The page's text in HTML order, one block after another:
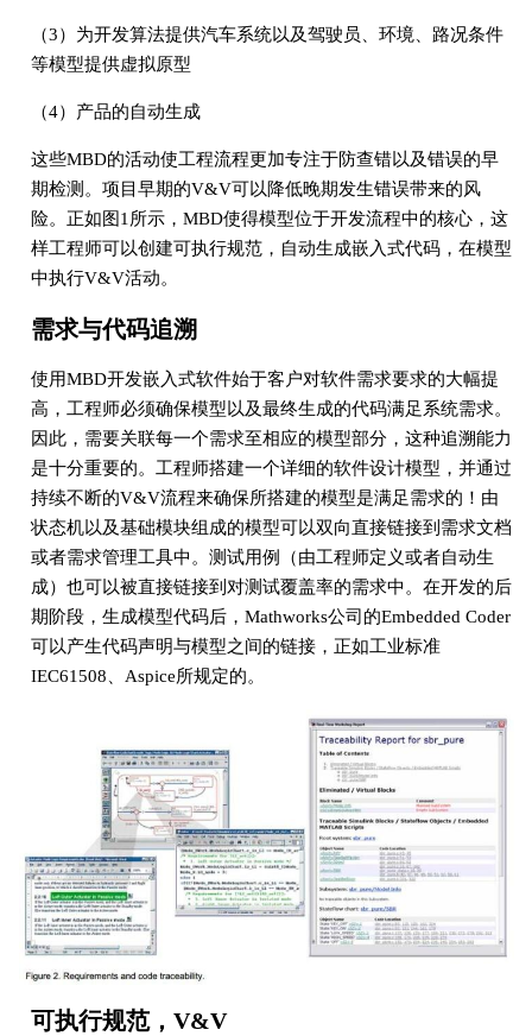
（3）为开发算法提供汽车系统以及驾驶员、环境、路况条件
等模型提供虚拟原型
（4）产品的自动生成
这些MBD的活动使工程流程更加专注于防查错以及错误的早
期检测。项目早期的V&V可以降低晚期发生错误带来的风
险。正如图1所示，MBD使得模型位于开发流程中的核心，这
样工程师可以创建可执行规范，自动生成嵌入式代码，在模型
中执行V&V活动。
需求与代码追溯
使用MBD开发嵌入式软件始于客户对软件需求要求的大幅提
高，工程师必须确保模型以及最终生成的代码满足系统需求。
因此，需要关联每一个需求至相应的模型部分，这种追溯能力
是十分重要的。工程师搭建一个详细的软件设计模型，并通过
持续不断的V&V流程来确保所搭建的模型是满足需求的！由
状态机以及基础模块组成的模型可以双向直接链接到需求文档
或者需求管理工具中。测试用例（由工程师定义或者自动生
成）也可以被直接链接到对测试覆盖率的需求中。在开发的后
期阶段，生成模型代码后，Mathworks公司的Embedded Coder
可以产生代码声明与模型之间的链接，正如工业标准
IEC61508、Aspice所规定的。
可执行规范，V&V